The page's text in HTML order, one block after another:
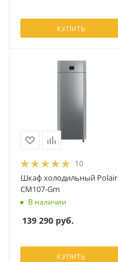
КУПИТЬ
10
Шкаф холодильный Polair
CM107-Gm
В наличии
139 290 руб.
КУПИТЬ